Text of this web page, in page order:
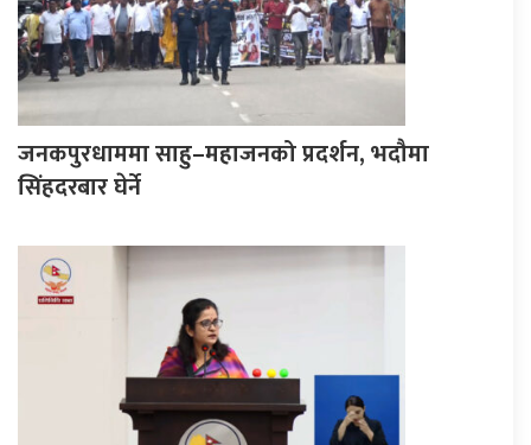
जनकपुरधाममा साहु–महाजनको प्रदर्शन, भदौमा
सिंहदरबार घेर्ने